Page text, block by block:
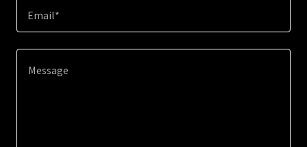
Email*